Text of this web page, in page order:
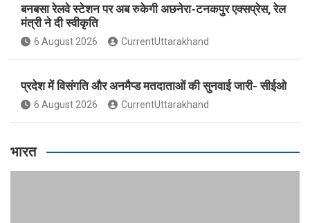
बनबसा रेलवे स्टेशन पर अब रुकेगी अछनेरा-टनकपुर एक्सप्रेस, रेल
मंत्री ने दी स्वीकृति
6 August 2026 CurrentUttarakhand
प्रदेश में विसंगति और अनमैप्ड मतदाताओं की सुनवाई जारी- सीईओ
6 August 2026 CurrentUttarakhand
भारत